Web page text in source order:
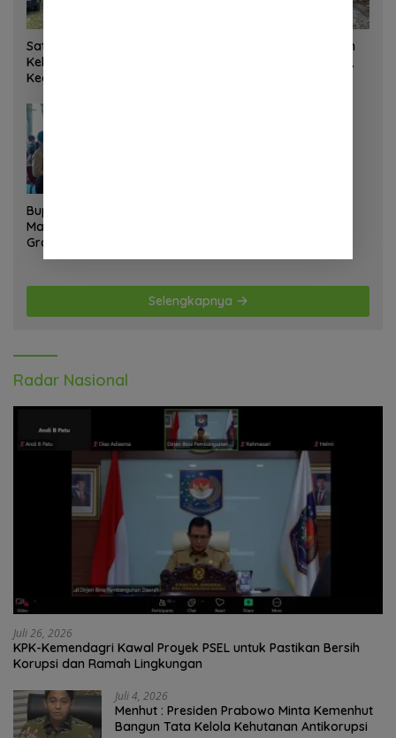
Satgas Yonif 645 GTY Pos
Kelila Laksanakan
Kegiatan Teritorial
Tokoh Adat dan Lurah
Satgas Bakti TNI Bangun
Jembatan Beton di Nias,
Bupati Landak Hadiri Sunat
Massal dan Cek Kesehatan
Gratis, Warga Antusias
Ikuti Kegiatan
Selengkapnya
Radar Nasional
Juli 26, 2026
KPK-Kemendagri Kawal Proyek PSEL untuk Pastikan Bersih
Korupsi dan Ramah Lingkungan
Juli 4, 2026
Menhut : Presiden Prabowo Minta Kemenhut
Bangun Tata Kelola Kehutanan Antikorupsi